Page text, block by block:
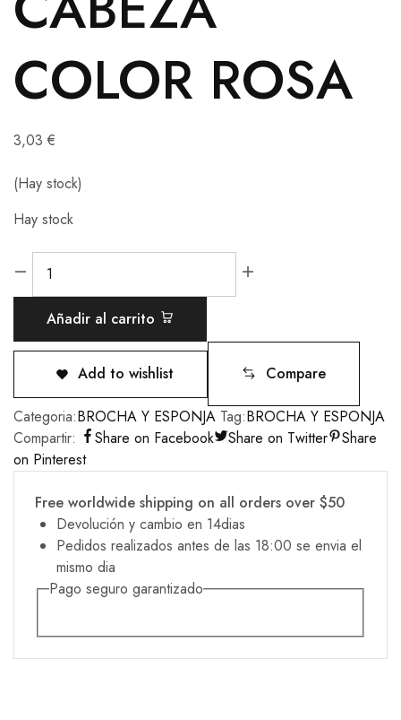
COLOR ROSA
3,03 €
(Hay stock)
Hay stock
Añadir al carrito
Add to wishlist Compare
Categoria:BROCHA Y ESPONJA Tag:BROCHA Y ESPONJA
Compartir:
Share on Facebook Share on Twitter
Share
on Pinterest
Free worldwide shipping on all orders over $50
Devolución y cambio en 14dias
Pedidos realizados antes de las 18:00 se envia el
mismo dia
Pago seguro garantizado